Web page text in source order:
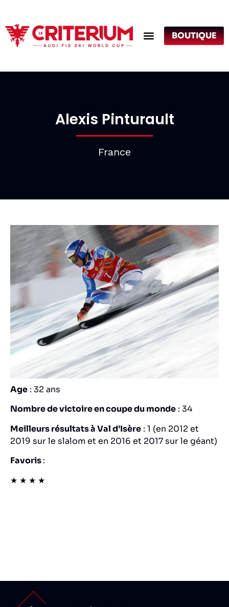
BOUTIQUE
Alexis Pinturault
France
Age : 32 ans
Nombre de victoire en coupe du monde : 34
Meilleurs résultats à Val d’Isère : 1 (en 2012 et
2019 sur le slalom et en 2016 et 2017 sur le géant)
Favoris:
★ ★ ★ ★